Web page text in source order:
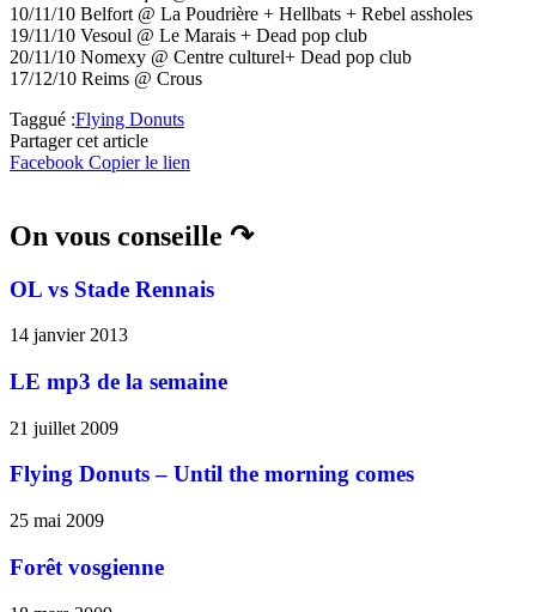
10/11/10 Belfort @ La Poudrière + Hellbats + Rebel assholes
19/11/10 Vesoul @ Le Marais + Dead pop club
20/11/10 Nomexy @ Centre culturel+ Dead pop club
17/12/10 Reims @ Crous
Taggué :Flying Donuts
Partager cet article
Facebook Copier le lien
On vous conseille ↷
OL vs Stade Rennais
14 janvier 2013
LE mp3 de la semaine
21 juillet 2009
Flying Donuts – Until the morning comes
25 mai 2009
Forêt vosgienne